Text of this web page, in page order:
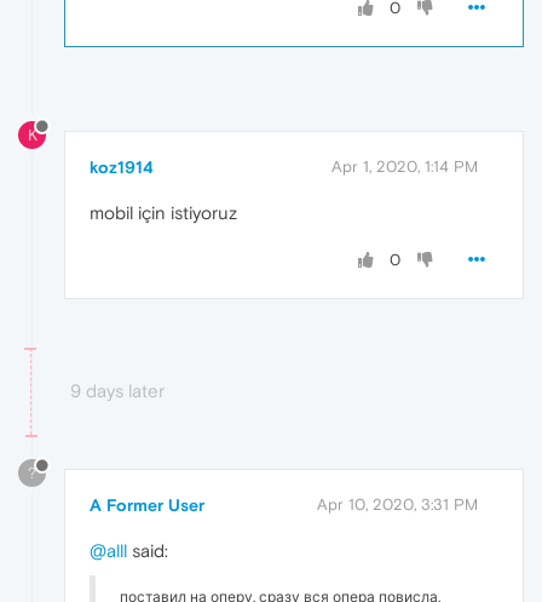
0
K
koz1914 Apr 1, 2020, 1:14 PM
mobil için istiyoruz
0
9 days later
?
A Former User Apr 10, 2020, 3:31 PM
@alll said:
поставил на оперу. сразу вся опера повисла.